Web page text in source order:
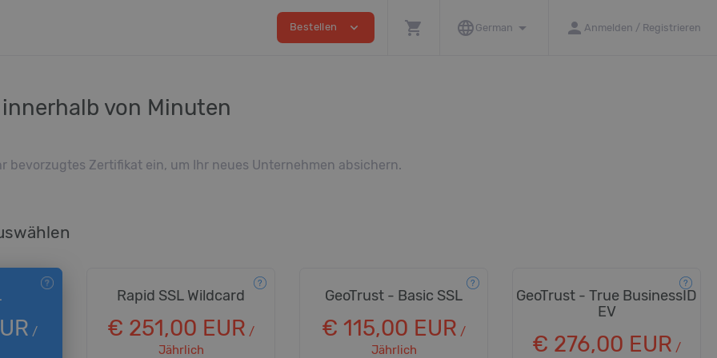
Bestellen expand_more shopping_cart language German arrow_drop_down person Anmelden / Registrieren
von Minuten
bevorzugtes Zertifikat ein, um Ihr neues Unternehmen absichern.
/
Rapid SSL Wildcard
€ 251,00 EUR /
Jährlich
GeoTrust - Basic SSL
€ 115,00 EUR /
Jährlich
GeoTrust - True BusinessID
EV
€ 276,00 EUR /